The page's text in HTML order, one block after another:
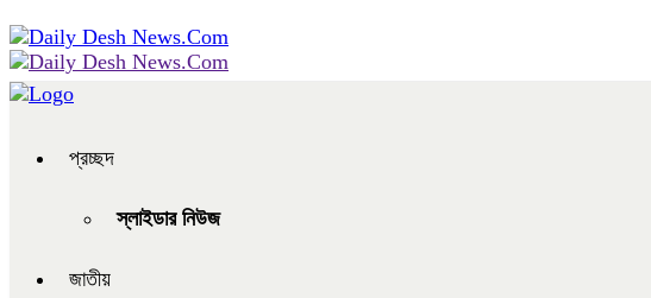
প্রচ্ছদ
স্লাইডার নিউজ
জাতীয়